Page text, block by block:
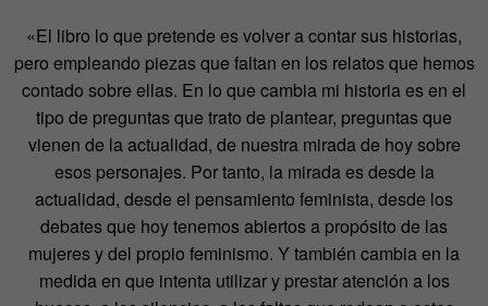
«El libro lo que pretende es volver a contar sus historias,
pero empleando piezas que faltan en los relatos que hemos
contado sobre ellas. En lo que cambia mi historia es en el
tipo de preguntas que trato de plantear, preguntas que
vienen de la actualidad, de nuestra mirada de hoy sobre
esos personajes. Por tanto, la mirada es desde la
actualidad, desde el pensamiento feminista, desde los
debates que hoy tenemos abiertos a propósito de las
mujeres y del propio feminismo. Y también cambia en la
medida en que intenta utilizar y prestar atención a los